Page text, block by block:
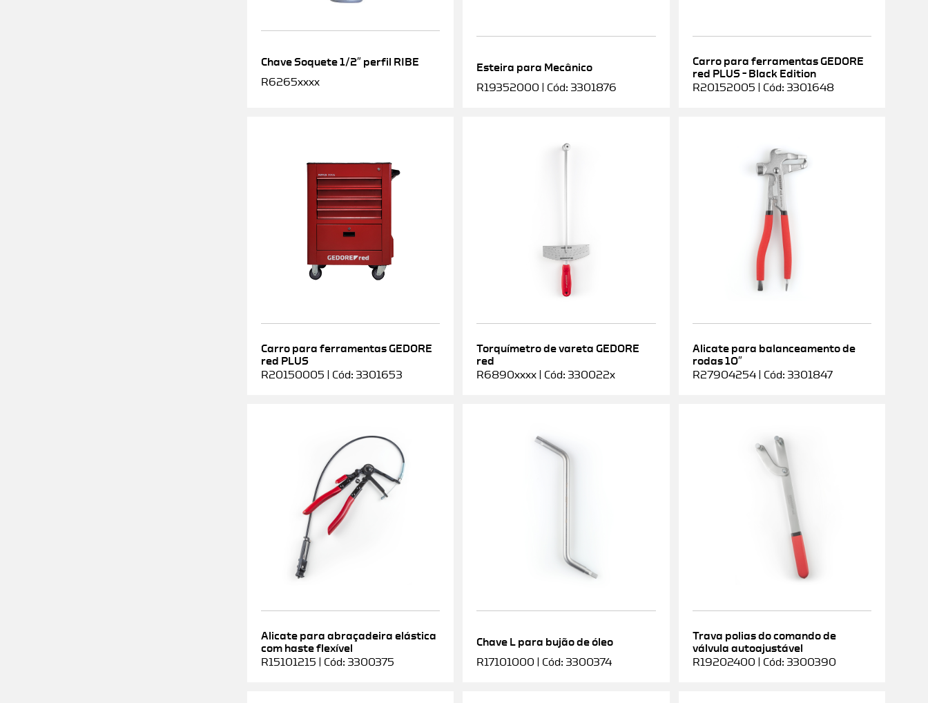
Chave Soquete 1/2″ perfil RIBE
R6265xxxx
Esteira para Mecânico
R19352000 | Cód: 3301876
Carro para ferramentas GEDORE
red PLUS – Black Edition
R20152005 | Cód: 3301648
Carro para ferramentas GEDORE
red PLUS
R20150005 | Cód: 3301653
Torquímetro de vareta GEDORE
red
R6890xxxx | Cód: 330022x
Alicate para balanceamento de
rodas 10″
R27904254 | Cód: 3301847
Alicate para abraçadeira elástica
com haste flexível
R15101215 | Cód: 3300375
Chave L para bujão de óleo
R17101000 | Cód: 3300374
Trava polias do comando de
válvula autoajustável
R19202400 | Cód: 3300390